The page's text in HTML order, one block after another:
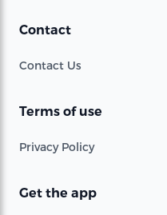
Contact
Contact Us
Terms of use
Privacy Policy
Get the app